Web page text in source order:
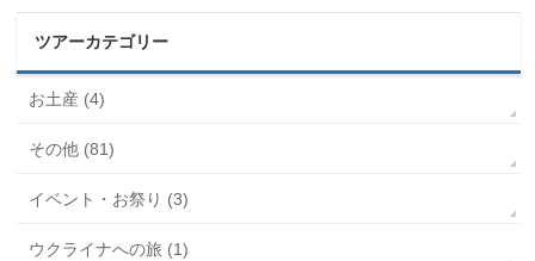
ツアーカテゴリー
お土産 (4)
その他 (81)
イベント・お祭り (3)
ウクライナへの旅 (1)